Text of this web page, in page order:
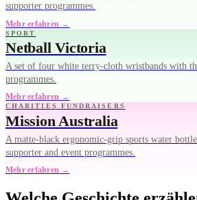
supporter programmes.
Mehr erfahren →
SPORT
Netball Victoria
A set of four white terry-cloth wristbands with
programmes.
Mehr erfahren →
CHARITIES FUNDRAISERS
Mission Australia
A matte-black ergonomic-grip sports water
supporter and event programmes.
Mehr erfahren →